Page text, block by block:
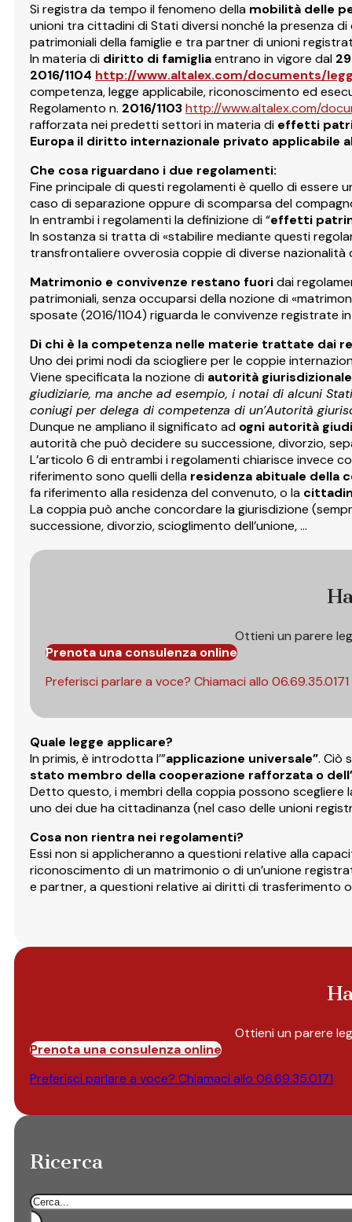
Si registra da tempo il fenomeno della mobilità delle
unioni tra cittadini di Stati diversi nonché la presenza di
patrimoniali della famiglie e tra partner di unioni
In materia di diritto di famigliaentrano in vigore dal
2016/1104 http://www.altalex.com/documents/
competenza, legge applicabile, riconoscimento ed
Regolamento n. 2016/1103http://www.altalex.com/
rafforzata nei predetti settori in materia di effetti
Europa il diritto internazionale privato applicabile
Che cosa riguardano i due regolamenti:
Fine principale di questi regolamenti è quello di essere
caso di separazione oppure di scomparsa del
In entrambi i regolamenti la definizione di “effetti
In sostanza si tratta di «stabilire mediante questi
transfrontaliere ovverosia coppie di diverse nazionalità
Matrimonio e convivenze restano fuoridai
patrimoniali, senza occuparsi della nozione di
sposate (2016/1104) riguarda le convivenze registrate
Di chi è la competenza nelle materie trattate dai
Uno dei primi nodi da sciogliere per le coppie
Viene specificata la nozione di autorità giurisdizionale
giudiziarie, ma anche ad esempio, i notai di alcuni
coniugi per delega di competenza di un’Autorità
Dunque ne ampliano il significato ad ogni autorità
autorità che può decidere su successione, divorzio,
L’articolo 6 di entrambi i regolamenti chiarisce invece
riferimento sono quelli della residenza abituale della
fa riferimento alla residenza del convenuto, o la
La coppia può anche concordare la giurisdizione
successione, divorzio, scioglimento dell’unione, …
Ottieni un parere
Prenota una consulenza online
Preferisci parlare a voce? Chiamaci allo 06.69.35.0171
Quale legge applicare?
In primis, è introdotta l’”applicazione universale”. Ciò
stato membro della cooperazione rafforzata o
Detto questo, i membri della coppia possono scegliere
uno dei due ha cittadinanza (nel caso delle unioni
Cosa non rientra nei regolamenti?
Essi non si applicheranno a questioni relative alla
riconoscimento di un matrimonio o di un’unione
e partner, a questioni relative ai diritti di trasferimento
Ottieni un parere
Prenota una consulenza online
Preferisci parlare a voce? Chiamaci allo 06.69.35.0171
Ricerca
Cerca